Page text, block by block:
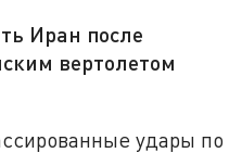
Иран после
вертолетом
удары по